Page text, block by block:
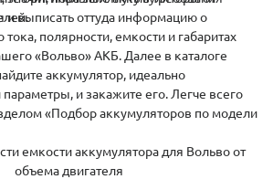
и выписать оттуда информацию о
полярности, емкости и габаритах
«Вольво» АКБ. Далее в каталоге
аккумулятор, идеально
и закажите его. Легче всего
«Подбор аккумуляторов по модели
емкости аккумулятора для Вольво от
объема двигателя